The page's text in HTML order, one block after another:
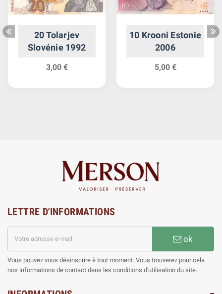
20 Tolarjev
Slovénie 1992
3,00 €
10 Krooni Estonie
2006
5,00 €
LETTRE D'INFORMATIONS
ok
Vous pouvez vous désinscrire à tout moment. Vous trouverez pour cela
nos informations de contact dans les conditions d'utilisation du site.